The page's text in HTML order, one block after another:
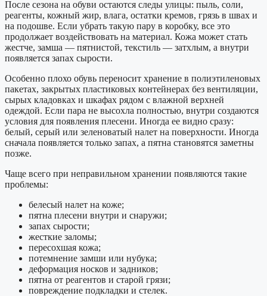
После сезона на обуви остаются следы улицы: пыль, соли,
реагенты, кожный жир, влага, остатки кремов, грязь в швах и
на подошве. Если убрать такую пару в коробку, все это
продолжает воздействовать на материал. Кожа может стать
жестче, замша — пятнистой, текстиль — затхлым, а внутри
появляется запах сырости.
Особенно плохо обувь переносит хранение в полиэтиленовых
пакетах, закрытых пластиковых контейнерах без вентиляции,
сырых кладовках и шкафах рядом с влажной верхней
одеждой. Если пара не высохла полностью, внутри создаются
условия для появления плесени. Иногда ее видно сразу:
белый, серый или зеленоватый налет на поверхности. Иногда
сначала появляется только запах, а пятна становятся заметны
позже.
Чаще всего при неправильном хранении появляются такие
проблемы:
белесый налет на коже;
пятна плесени внутри и снаружи;
запах сырости;
жесткие заломы;
пересохшая кожа;
потемнение замши или нубука;
деформация носков и задников;
пятна от реагентов и старой грязи;
повреждение подкладки и стелек.